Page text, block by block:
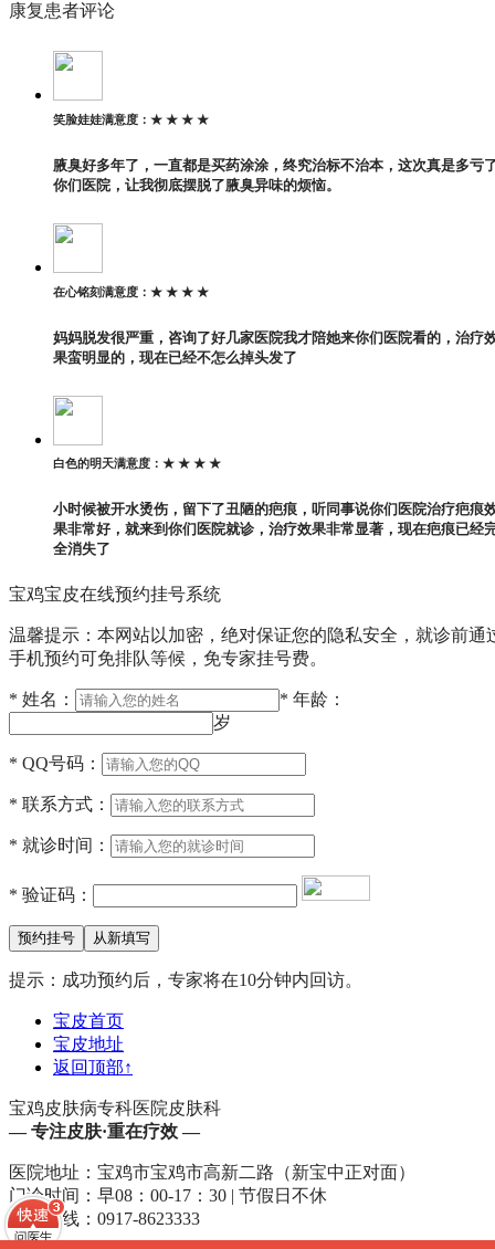
康复患者评论
笑脸娃娃满意度： ★ ★ ★ ★
腋臭好多年了，一直都是买药涂涂，终究治标不治本，这次真是多亏
你们医院，让我彻底摆脱了腋臭异味的烦恼。
在心铭刻满意度： ★ ★ ★ ★
妈妈脱发很严重，咨询了好几家医院我才陪她来你们医院看的，治疗
果蛮明显的，现在已经不怎么掉头发了
白色的明天满意度： ★ ★ ★ ★
小时候被开水烫伤，留下了丑陋的疤痕，听同事说你们医院治疗疤痕
果非常好，就来到你们医院就诊，治疗效果非常显著，现在疤痕已经
全消失了
宝鸡宝皮在线预约挂号系统
温馨提示：本网站以加密，绝对保证您的隐私安全，就诊前通
手机预约可免排队等候，免专家挂号费。
* 姓名： * 年龄：
岁
* QQ号码：
* 联系方式：
* 就诊时间：
* 验证码：
提示：成功预约后，专家将在10分钟内回访。
宝皮首页
宝皮地址
返回顶部↑
宝鸡皮肤病专科医院皮肤科
— 专注皮肤·重在疗效 —
医院地址：宝鸡市宝鸡市高新二路（新宝中正对面）
门诊时间：早08：00-17：30 | 节假日不休
咨询热线：0917-8623333